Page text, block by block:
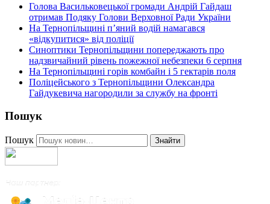
Голова Васильковецької громади Андрій Гайдаш
отримав Подяку Голови Верховної Ради України
На Тернопільщині п’яний водій намагався
«відкупитися» від поліції
Синоптики Тернопільщини попереджають про
надзвичайний рівень пожежної небезпеки 6 серпня
На Тернопільщині горів комбайн і 5 гектарів поля
Поліцейського з Тернопільщини Олександра
Гайдукевича нагородили за службу на фронті
Пошук
Пошук Знайти